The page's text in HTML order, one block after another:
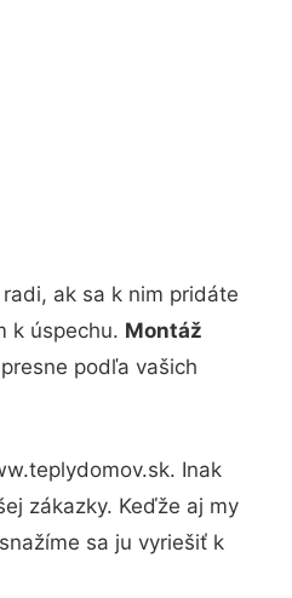
ak sa k nim pridáte
k úspechu. Montáž
podľa vašich
Inak
zákazky. Keďže aj my
sa ju vyriešiť k